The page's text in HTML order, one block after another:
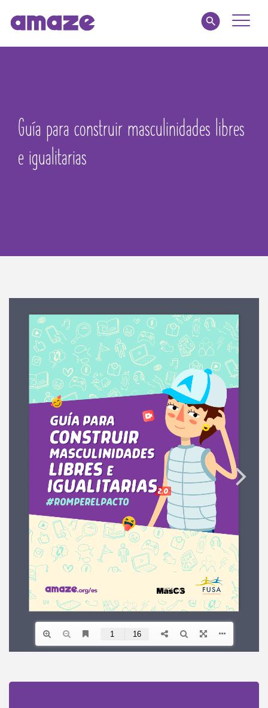
Toggle
amaze jr.
Acerca de
Guía para construir masculinidades libres
e igualitarias